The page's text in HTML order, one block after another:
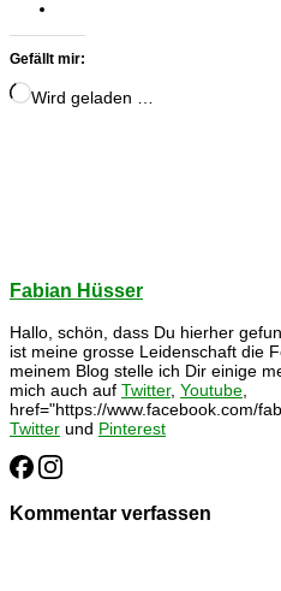
Gefällt mir:
Wird geladen …
Fabian Hüsser
Hallo, schön, dass Du hierher
ist meine grosse Leidenschaft die
meinem Blog stelle ich Dir einige
mich auch auf Twitter, Youtube
href="https://www.facebook.com/
Twitter und Pinterest
Kommentar verfassen